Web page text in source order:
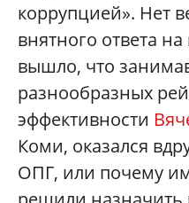
коррупцией». Нет
внятного ответа на
вышло, что
разнообразных
эффективности
Коми, оказался
ОПГ, или почему